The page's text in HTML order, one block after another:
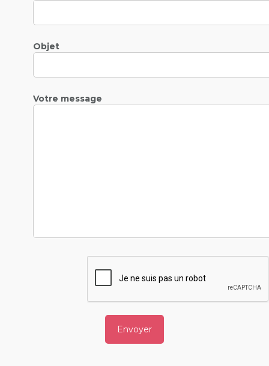
Objet
Votre message